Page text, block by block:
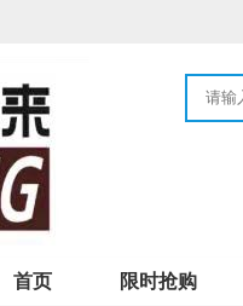
首页 限时抢购